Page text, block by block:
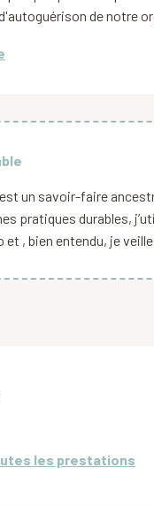
de notre
un savoir-faire
pratiques durables,
et , bien entendu, je
les prestations